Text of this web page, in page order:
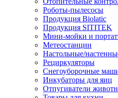
Роботы-пылесосы
Продукция Biolatic
Продукция SITITEK
Мини-мойки и
Метеостанции
Настольные/
Рециркуляторы
Снегоуборочные
Инкубаторы для яиц
Отпугиватели